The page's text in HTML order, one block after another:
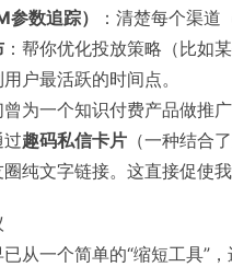
数追踪）
：清楚每个渠道
：帮你优化投放策略（比如
用户最活跃的时间点。
为一个知识付费产品做推
趣码私信卡片 （一种结合
纯文字链接。这直接促使
从一个简单的“缩短工具”，